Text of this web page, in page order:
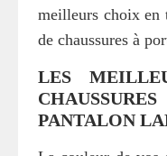
meilleurs choix en
de chaussures à
LES
PANTALON